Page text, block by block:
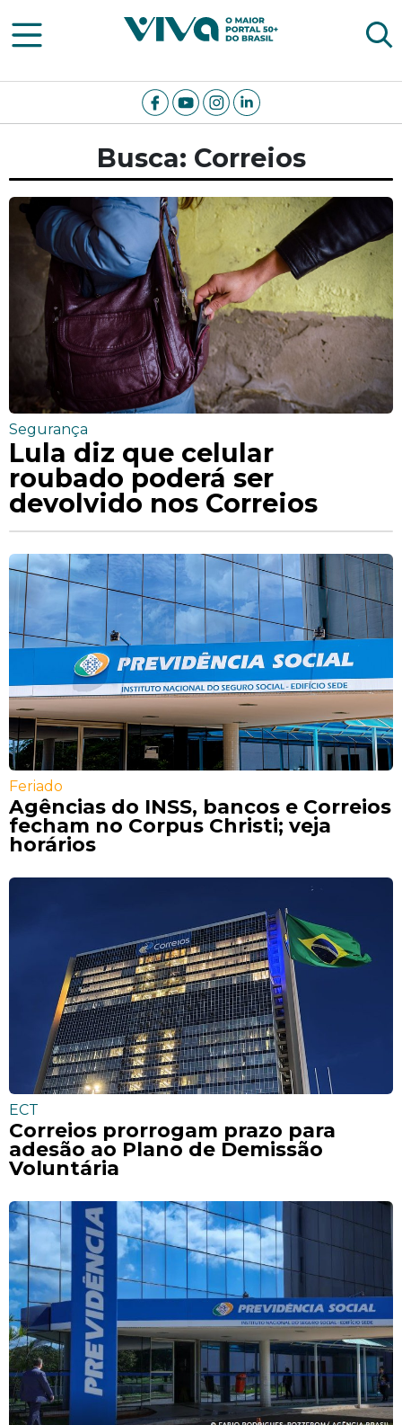
Viva Notícias
Busca: Correios
Segurança
Lula diz que celular
roubado poderá ser
devolvido nos Correios
Feriado
Agências do INSS, bancos e Correios
fecham no Corpus Christi; veja
horários
ECT
Correios prorrogam prazo para
adesão ao Plano de Demissão
Voluntária